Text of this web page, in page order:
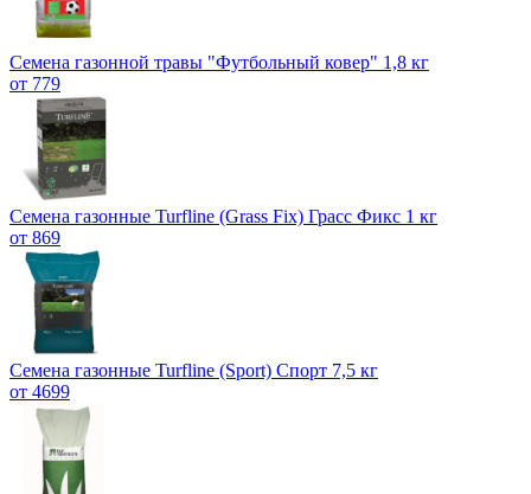
Семена газонной травы "Футбольный ковер" 1,8 кг
от 779
Семена газонные Turfline (Grass Fix) Грасс Фикс 1 кг
от 869
Семена газонные Turfline (Sport) Спорт 7,5 кг
от 4699